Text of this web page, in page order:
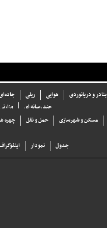
ریلی هوایی بنادر و دریانوردی
وزارتی
چند رسانه ای
چهره حمل و نقل مسکن و شهرسازی
نمودار جدول